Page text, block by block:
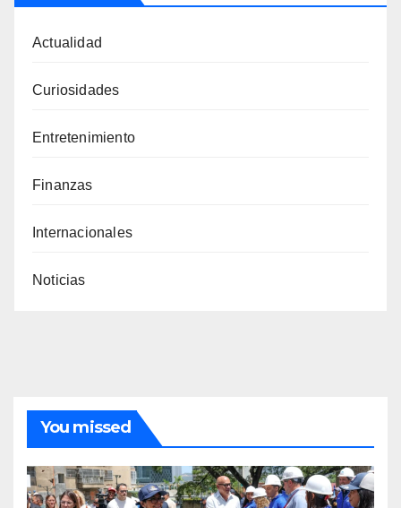
Actualidad
Curiosidades
Entretenimiento
Finanzas
Internacionales
Noticias
You missed